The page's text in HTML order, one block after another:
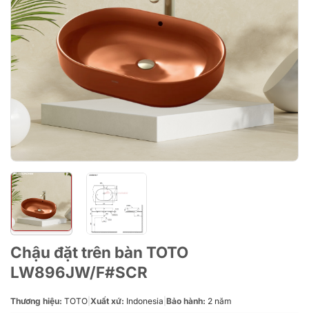
Chậu đặt trên bàn TOTO
LW896JW/F#SCR
Thương hiệu: TOTO Xuất xứ: Indonesia Bảo hành: 2 năm